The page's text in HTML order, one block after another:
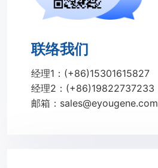
联络我们
经理1：(+86)15301615827
经理2：(+86)19822737233
邮箱：sales@eyougene.com